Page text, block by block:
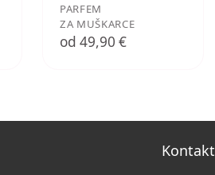
PARFEM
ZA MUŠKARCE
od 49,90 €
Kontakt